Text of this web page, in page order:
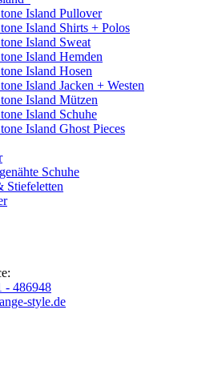
Island Pullover
Island Shirts + Polos
Island Sweat
Island Hemden
Island Hosen
Island Jacken + Westen
Island Mützen
Island Schuhe
Island Ghost Pieces
Schuhe
Stiefeletten
- 486948
style.de